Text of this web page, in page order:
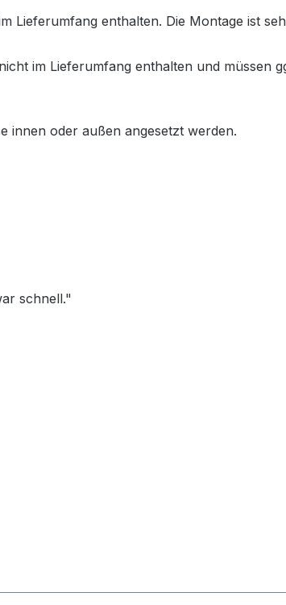
Lieferumfang enthalten. Die Montage ist
im Lieferumfang enthalten und müssen
innen oder außen angesetzt werden.
schnell."